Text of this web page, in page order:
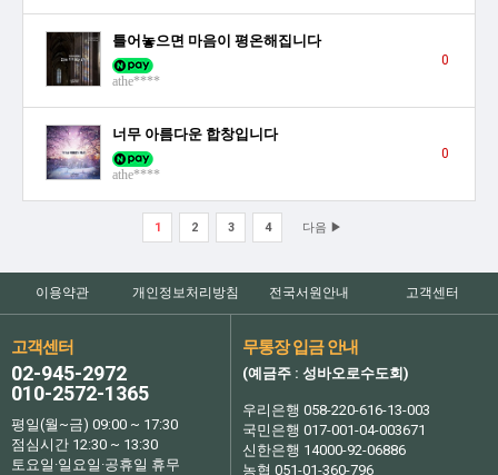
틀어놓으면 마음이 평온해집니다
athe****
0
너무 아름다운 합창입니다
athe****
0
1 2 3 4 다음 ▶
이용약관 개인정보처리방침 전국서원안내 고객센터
고객센터
02-945-2972
010-2572-1365
평일(월~금) 09:00 ~ 17:30
점심시간 12:30 ~ 13:30
토요일·일요일·공휴일 휴무
무통장 입금 안내
(예금주 : 성바오로수도회)
우리은행 058-220-616-13-003
국민은행 017-001-04-003671
신한은행 14000-92-06886
농협 051-01-360-796